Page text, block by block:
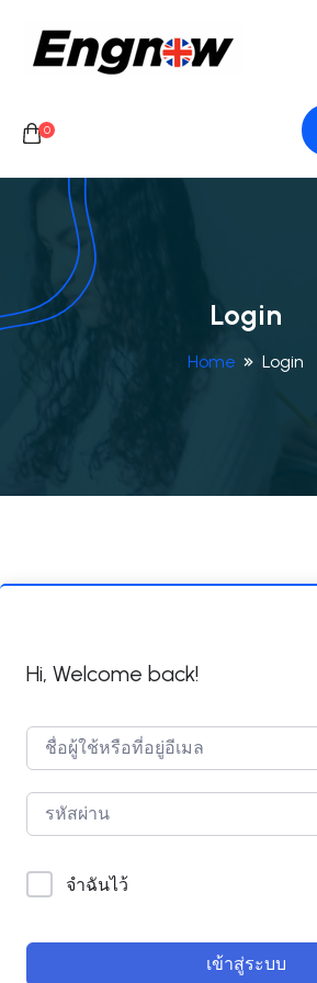
0
Login
Home Login
Hi, Welcome back!
จำฉันไว้
เข้าสู่ระบบ